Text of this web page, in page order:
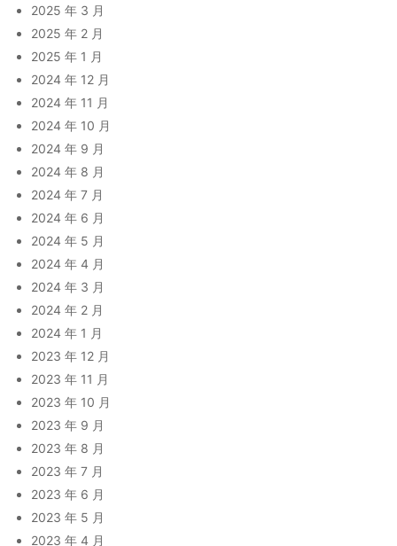
2025 年 3 月
2025 年 2 月
2025 年 1 月
2024 年 12 月
2024 年 11 月
2024 年 10 月
2024 年 9 月
2024 年 8 月
2024 年 7 月
2024 年 6 月
2024 年 5 月
2024 年 4 月
2024 年 3 月
2024 年 2 月
2024 年 1 月
2023 年 12 月
2023 年 11 月
2023 年 10 月
2023 年 9 月
2023 年 8 月
2023 年 7 月
2023 年 6 月
2023 年 5 月
2023 年 4 月